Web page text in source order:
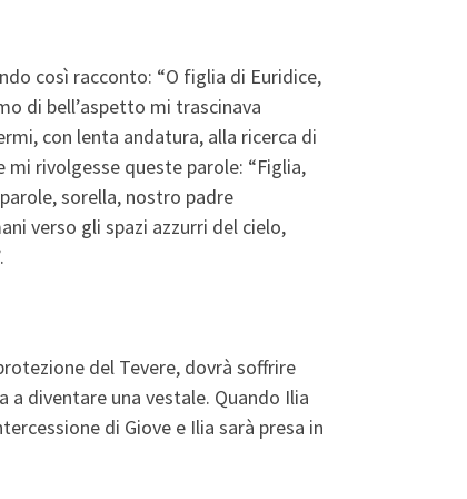
così racconto: “O figlia di Euridice,
di bell’aspetto mi trascinava
con lenta andatura, alla ricerca di
rivolgesse queste parole: “Figlia,
sorella, nostro padre
verso gli spazi azzurri del cielo,
del Tevere, dovrà soffrire
diventare una vestale. Quando Ilia
di Giove e Ilia sarà presa in